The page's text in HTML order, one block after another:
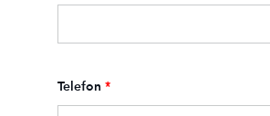
Telefon *